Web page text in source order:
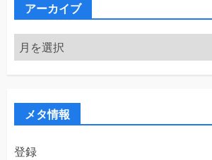
アーカイブ
ア
ー
カ
メタ情報
登録